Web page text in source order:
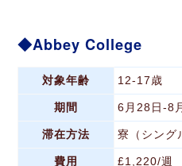
Abbey College
対象年齢 12-17歳
期間 6月28日-8
滞在方法 寮（シング
費用 £1,220/週